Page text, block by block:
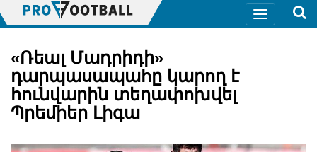
«Ռեալ Մադրիդի»
դարպասապահը կարող է
հունվարին տեղափոխվել
Պրեմիեր Լիգա